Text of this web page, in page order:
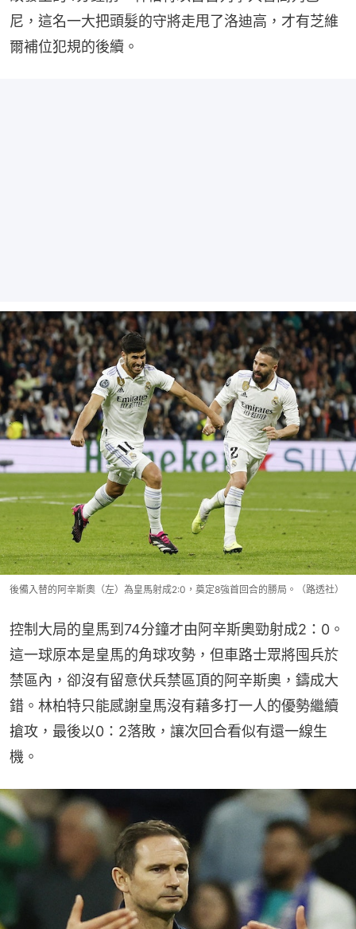
尼，這名一大把頭髮的守將走甩了洛迪高，才有芝維
爾補位犯規的後續。
後備入替的阿辛斯奧（左）為皇馬射成2:0，奠定8強首回合的勝局。（路透社）
控制大局的皇馬到74分鐘才由阿辛斯奧勁射成2：0。
這一球原本是皇馬的角球攻勢，但車路士眾將囤兵於
禁區內，卻沒有留意伏兵禁區頂的阿辛斯奧，鑄成大
錯。林柏特只能感謝皇馬沒有藉多打一人的優勢繼續
搶攻，最後以0：2落敗，讓次回合看似有還一線生
機。